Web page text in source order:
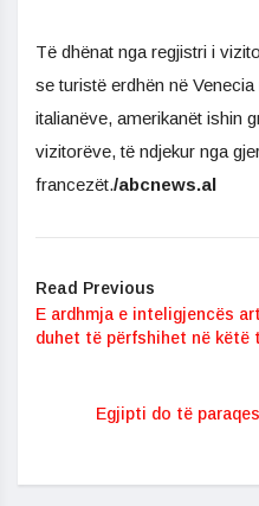
Të dhënat nga regjistri i
se turistë erdhën në
italianëve, amerikanët ishin
vizitorëve, të ndjekur nga
francezët./abcnews.al
Read Previous
E ardhmja e inteligjencës
duhet të përfshihet në këtë
Egjipti do të